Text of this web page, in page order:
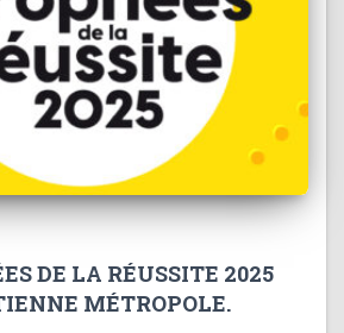
DE LA RÉUSSITE 2025
MÉTROPOLE.